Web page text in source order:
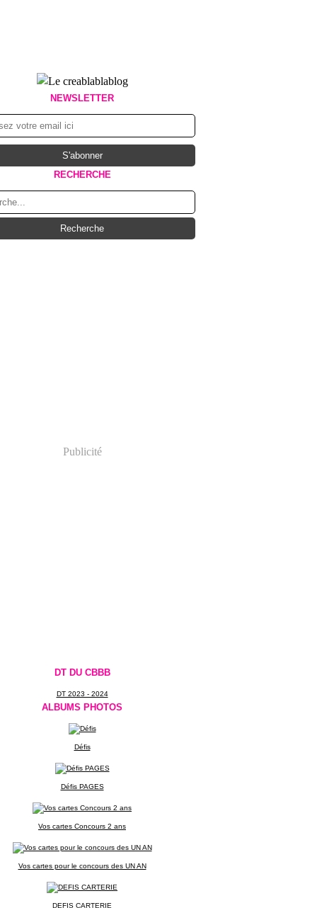
NEWSLETTER
RECHERCHE
Publicité
DT DU CBBB
DT 2023 - 2024
ALBUMS PHOTOS
Défis
Défis PAGES
Vos cartes Concours 2 ans
Vos cartes pour le concours des UN AN
DEFIS CARTERIE